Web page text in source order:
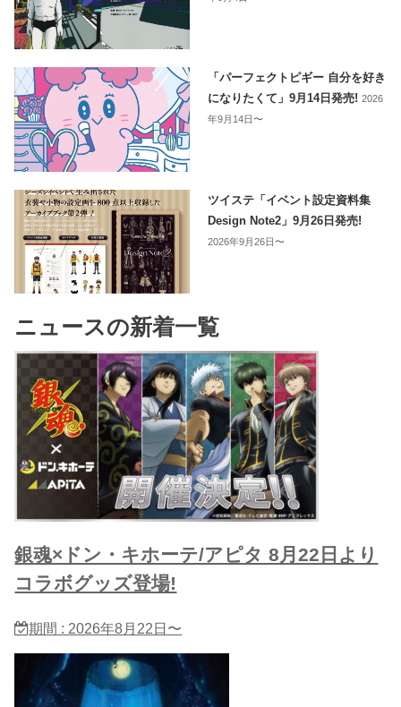
「パーフェクトピギー 自分を好き
になりたくて」9月14日発売!2026
年9月14日〜
ツイステ「イベント設定資料集
Design Note2」9月26日発売!
2026年9月26日〜
ニュースの新着一覧
銀魂×ドン・キホーテ/アピタ 8月22日より
コラボグッズ登場!
期間 : 2026年8月22日〜